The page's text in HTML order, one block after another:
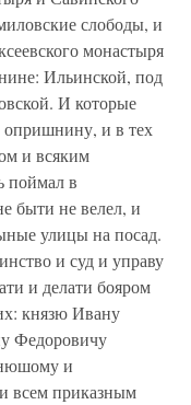
слободы, и
монастыря
Ильинской, под
И которые
опришнину, и в тех
и всяким
поймал в
быти не велел, и
улицы на посад.
и суд и управу
и делати бояром
князю Ивану
Федоровичу
и
всем приказным